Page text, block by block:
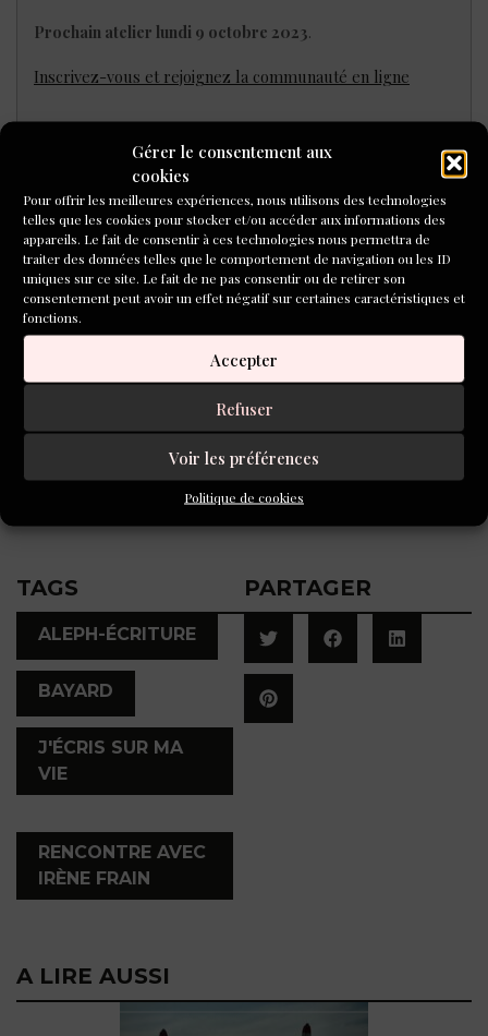
Gérer le consentement aux
cookies
Pour offrir les meilleures expériences, nous utilisons des technologies
telles que les cookies pour stocker et/ou accéder aux informations des
appareils. Le fait de consentir à ces technologies nous permettra de
traiter des données telles que le comportement de navigation ou les ID
uniques sur ce site. Le fait de ne pas consentir ou de retirer son
consentement peut avoir un effet négatif sur certaines caractéristiques et
fonctions.
Accepter
Refuser
Voir les préférences
Politique de cookies
Prochain atelier lundi 9 octobre 2023.
Inscrivez-vous et rejoignez la communauté en ligne
Lucile Métout
TAGS
ALEPH-ÉCRITURE
BAYARD
J'ÉCRIS SUR MA
VIE
RENCONTRE AVEC
IRÈNE FRAIN
PARTAGER
A LIRE AUSSI